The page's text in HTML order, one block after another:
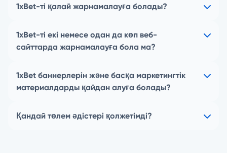
1xBet-ті қалай жарнамалауға болады?
1xBet-ті екі немесе одан да көп веб-
сайттарда жарнамалауға бола ма?
1xBet баннерлерін және басқа маркетингтік
материалдарды қайдан алуға болады?
Қандай төлем әдістері қолжетімді?